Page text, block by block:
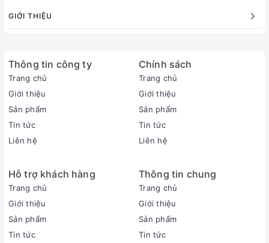
55 inch
Loại màn hình:
Đèn nền:
LED viền (Edge LED)
Hệ điều hành:
Tizen™
ROM (Bộ nhớ lưu trữ):
Chất liệu chân đế:
Nhựa
Chất liệu viền tivi:
Nhựa
Nơi sản xuất:
GIỚI THIỆU
Thông tin công ty
Trang chủ
Giới thiệu
Sản phẩm
Tin tức
Liên hệ
Chính sách
Trang chủ
Giới thiệu
Sản phẩm
Tin tức
Liên hệ
Hỗ trợ khách hàng
Trang chủ
Giới thiệu
Sản phẩm
Tin tức
Thông tin chung
Trang chủ
Giới thiệu
Sản phẩm
Tin tức